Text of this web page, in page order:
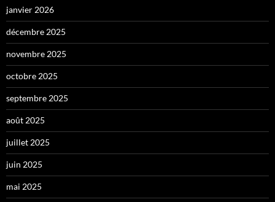
janvier 2026
décembre 2025
novembre 2025
octobre 2025
septembre 2025
août 2025
juillet 2025
juin 2025
mai 2025